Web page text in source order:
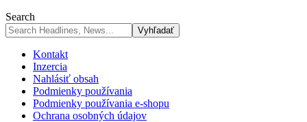
Search
Kontakt
Inzercia
Nahlásiť obsah
Podmienky používania
Podmienky používania e-shopu
Ochrana osobných údajov